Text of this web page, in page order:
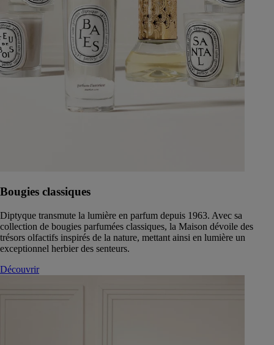
Bougies classiques
Diptyque transmute la lumière en parfum depuis 1963. Avec sa
collection de bougies parfumées classiques, la Maison dévoile des
trésors olfactifs inspirés de la nature, mettant ainsi en lumière un
exceptionnel herbier des senteurs.
Découvrir